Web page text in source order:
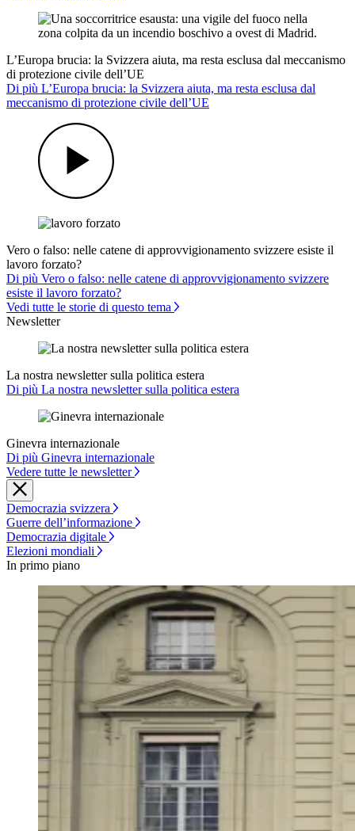
L’Europa brucia: la Svizzera aiuta, ma resta esclusa dal meccanismo
di protezione civile dell’UE
Di più L’Europa brucia: la Svizzera aiuta, ma resta esclusa dal
meccanismo di protezione civile dell’UE
Vero o falso: nelle catene di approvvigionamento svizzere esiste il
lavoro forzato?
Di più Vero o falso: nelle catene di approvvigionamento svizzere
esiste il lavoro forzato?
Vedi tutte le storie di questo tema
Newsletter
La nostra newsletter sulla politica estera
Di più La nostra newsletter sulla politica estera
Ginevra internazionale
Di più Ginevra internazionale
Vedere tutte le newsletter
Democrazia svizzera
Guerre dell’informazione
Democrazia digitale
Elezioni mondiali
In primo piano